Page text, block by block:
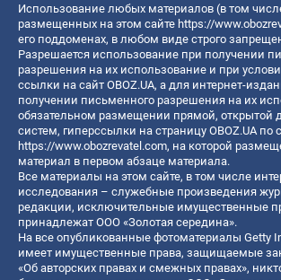
Использование любых материалов (в том
размещенных на этом сайте https://
его поддоменах, в любом виде строго
Разрешается использование при получении
разрешения на их использование и при
ссылки на сайт OBOZ.UA, а для интернет-
получении письменного разрешения на их
обязательном размещении прямой, открытой
систем, гиперссылки на страницу OBOZ.UA по
https://www.obozrevatel.com, на которой
материал в первом абзаце материала.
Все материалы на этом сайте, в том числе
исследования – служебные произведения
редакции, исключительные имущественные
принадлежат ООО «Золотая середина».
На все опубликованные фотоматериалы Getty
имеет имущественные права, защищаемые
«Об авторских правах и смежных правах»,